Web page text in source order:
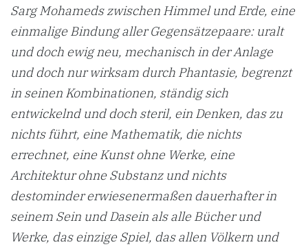
Sarg Mohameds zwischen Himmel und Erde, eine
einmalige Bindung aller Gegensätzepaare: uralt
und doch ewig neu, mechanisch in der Anlage
und doch nur wirksam durch Phantasie, begrenzt
in seinen Kombinationen, ständig sich
entwickelnd und doch steril, ein Denken, das zu
nichts führt, eine Mathematik, die nichts
errechnet, eine Kunst ohne Werke, eine
Architektur ohne Substanz und nichts
destominder erwiesenermaßen dauerhafter in
seinem Sein und Dasein als alle Bücher und
Werke, das einzige Spiel, das allen Völkern und